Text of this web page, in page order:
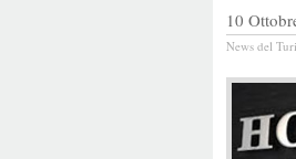
10
News del